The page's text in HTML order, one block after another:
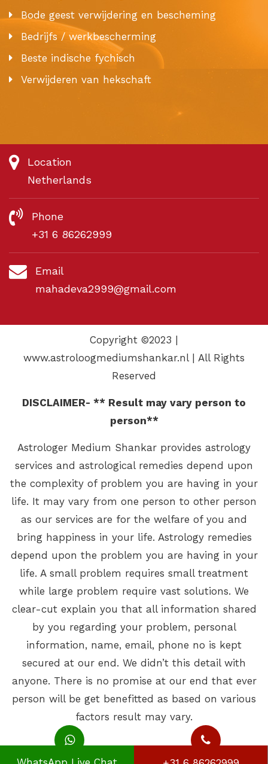
Bode geest verwijdering en bescheming
Bedrijfs / werkbescherming
Beste indische fychisch
Verwijderen van hekschaft
Location
Netherlands
Phone
+31 6 86262999
Email
mahadeva2999@gmail.com
Copyright ©2023 |
www.astroloogmediumshankar.nl | All Rights
Reserved
DISCLAIMER- ** Result may vary person to
person**
Astrologer Medium Shankar provides astrology
services and astrological remedies depend upon
the complexity of problem you are having in your
life. It may vary from one person to other person
as our services are for the welfare of you and
bring happiness in your life. Astrology remedies
depend upon the problem you are having in your
life. A small problem requires small treatment
while large problem require vast solutions. We
clear-cut explain you that all information shared
by you regarding your problem, personal
information, name, email, phone no is kept
secured at our end. We didn’t this detail with
anyone. There is no promise at our end that ever
person will be get benefitted as based on various
factors result may vary.